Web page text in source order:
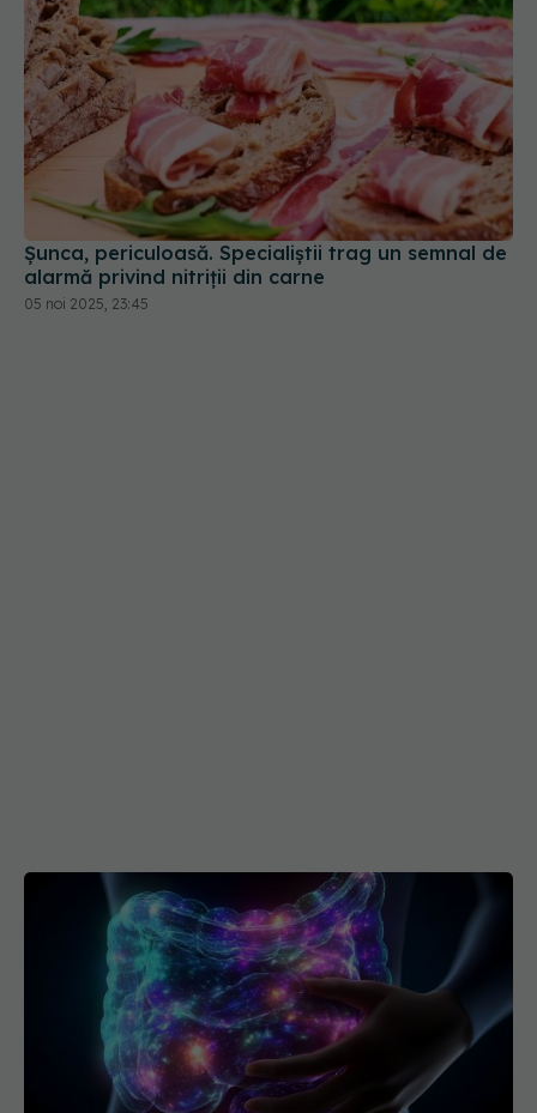
Șunca, periculoasă. Specialiștii trag un semnal de
alarmă privind nitriții din carne
05 noi 2025, 23:45